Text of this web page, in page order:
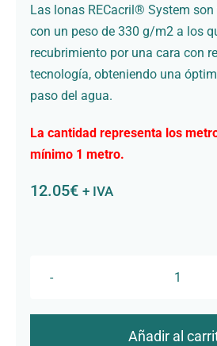
Trabajos
Toldos
Noti Toldos
Contacto
Las lonas RECacril® System
con un peso de 330 g/m2 a los
recubrimiento por una cara con
tecnología, obteniendo una
paso del agua.
La cantidad representa los
mínimo 1 metro.
12.05€ + IVA
R-
Yecla
Añadir al